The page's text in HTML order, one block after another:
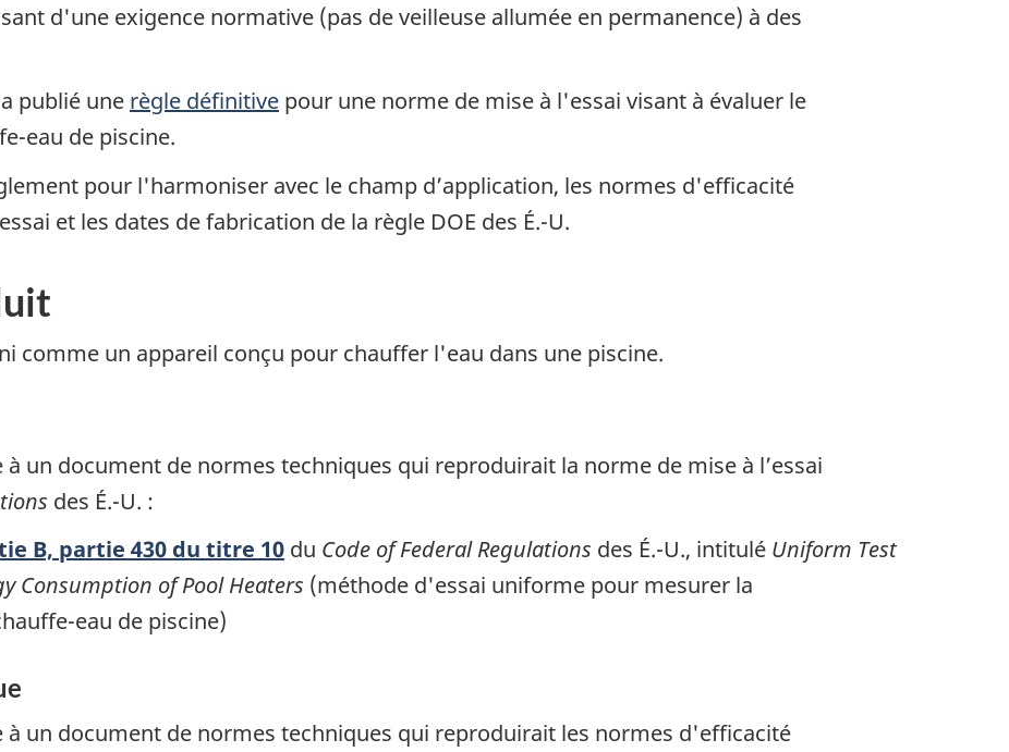
d'une exigence normative (pas de veilleuse allumée en permanence) à des
publié une règle définitive pour une norme de mise à l'essai visant à évaluer le
eau de piscine.
pour l'harmoniser avec le champ d’application, les normes d'efficacité
et les dates de fabrication de la règle DOE des É.-U.
comme un appareil conçu pour chauffer l'eau dans une piscine.
à un document de normes techniques qui reproduirait la norme de mise à l’essai
des É.-U. :
B, partie 430 du titre 10 du Code of Federal Regulations des É.-U., intitulé Uniform Test
Consumption of Pool Heaters (méthode d'essai uniforme pour mesurer la
eau de piscine)
à un document de normes techniques qui reproduirait les normes d'efficacité